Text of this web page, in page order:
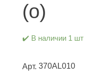
(о)
✔️ В наличии 1 шт
Арт. 370AL010